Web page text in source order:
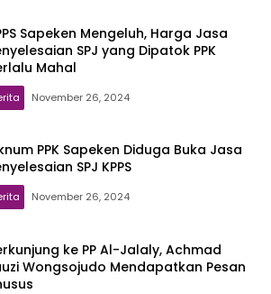
Sapeken Mengeluh, Harga Jasa
SPJ yang Dipatok PPK
Mahal
November 26, 2024
PPK Sapeken Diduga Buka Jasa
SPJ KPPS
November 26, 2024
ke PP Al-Jalaly, Achmad
Wongsojudo Mendapatkan Pesan